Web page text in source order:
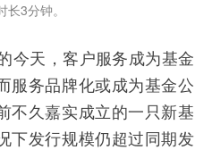
3分钟。
今天，客户服务成为基金
服务品牌化或成为基金公
不久嘉实成立的一只新基
下发行规模仍超过同期发